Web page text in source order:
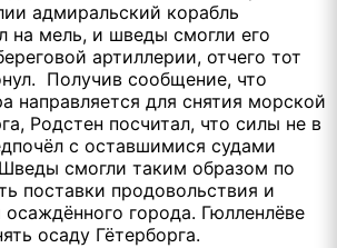
адмиральский корабль
на мель, и шведы смогли его
артиллерии, отчего тот
Получив сообщение, что
направляется для снятия морской
Родстен посчитал, что силы не в
с оставшимися судами
смогли таким образом по
поставки продовольствия и
города. Гюлленлёве
осаду Гётерборга.